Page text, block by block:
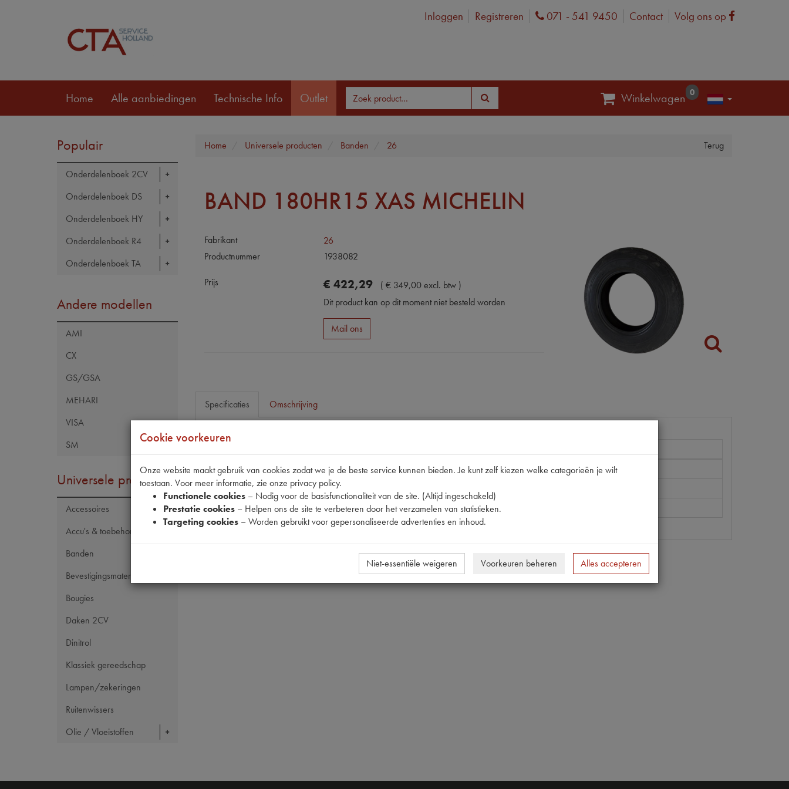
Inloggen Registreren Phone
071 - 541 9450 Contact Volg ons op Facebook
Home Alle aanbiedingen Technische Info Outlet Winkelwagen 0
Populair
Onderdelenboek 2CV
Onderdelenboek DS
Onderdelenboek HY
Onderdelenboek R4
Onderdelenboek TA
Andere modellen
AMI
CX
GS/GSA
MEHARI
VISA
SM
Universele producten
Accessoires
Accu's & toebehoren
Banden
Bevestigingsmateriaal
Bougies
Daken 2CV
Dinitrol
Klassiek gereedschap
Lampen/zekeringen
Ruitenwissers
Olie / Vloeistoffen
Terug
Home Universele producten Banden 26
BAND 180HR15 XAS MICHELIN
Fabrikant
26
Productnummer
1938082
Prijs € 422,29 (€ 349,00excl. btw )
Dit product kan op dit moment niet besteld worden
Mail ons
Specificaties Omschrijving
Model Citroën
ID19/ID20/ID21/DS20/DS21/DS23
Tecdoc brandnummer
Codes
18015 | 180HR15 | 201518001 | 36620 | B004 | XAS 180 15
Cookie voorkeuren
Onze website maakt gebruik van cookies zodat we je de beste service kunnen bieden. Je kunt zelf kiezen welke categorieën je wilt
toestaan. Voor meer informatie, zie onze privacy policy.
Functionele cookies – Nodig voor de basisfunctionaliteit van de site. (Altijd ingeschakeld)
Prestatie cookies – Helpen ons de site te verbeteren door het verzamelen van statistieken.
Targeting cookies – Worden gebruikt voor gepersonaliseerde advertenties en inhoud.
Niet-essentiële weigeren Voorkeuren beheren Alles accepteren